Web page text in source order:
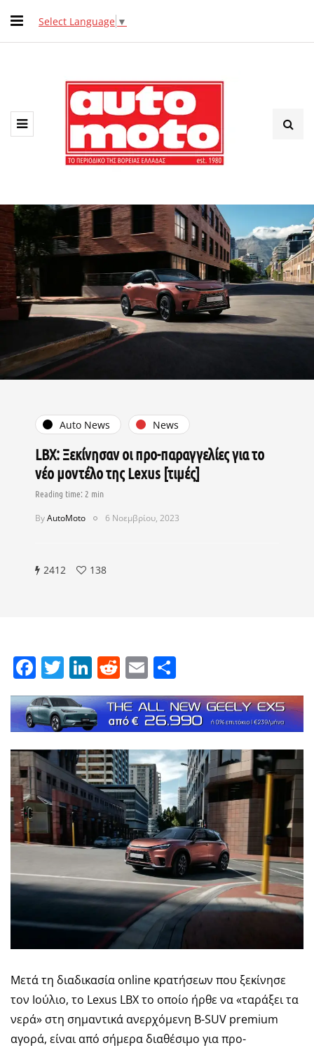
Select Language ▼
Auto News News
LBX: Ξεκίνησαν οι προ-παραγγελίες για το
νέο μοντέλο της Lexus [τιμές]
ByAutoMoto 6 Νοεμβρίου, 2023
2412 138
Facebook
Twitter
LinkedIn
Reddit
Email
Μετά τη διαδικασία online κρατήσεων που ξεκίνησε
τον Ιούλιο, το Lexus LBX το οποίο ήρθε να «ταράξει τα
νερά» στη σημαντικά ανερχόμενη B-SUV premium
αγορά, είναι από σήμερα διαθέσιμο για προ-